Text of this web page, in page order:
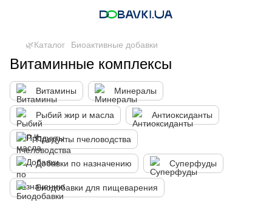
🌿Каталог Биоактивные добавки
Витаминные комплексы
Витамины Минералы
Рыбий жир и масла Антиоксиданты
Продукты пчеловодства
Добавки по назначению Суперфуды
Биодобавки для пищеварения